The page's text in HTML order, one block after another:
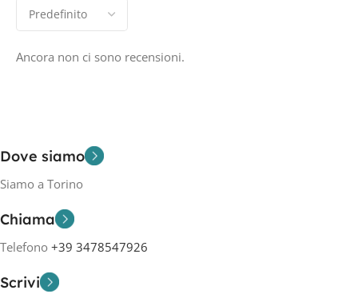
Ancora non ci sono recensioni.
Dove siamo
Siamo a Torino
Chiama
Telefono +39 3478547926
Scrivi